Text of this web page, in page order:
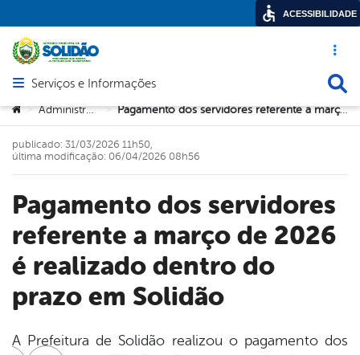
Acesso
Abrir menu principal de navegação
Serviços e Informações
Você está aqui:
> Administração > Pagamento dos servidores referente a março de 2026 é realizado dentro do prazo em Solidão
Pagamento dos servidores
referente a março de 2026
é realizado dentro do
prazo em Solidão
publicado: 31/03/2026 11h50,
última modificação: 06/04/2026 08h56
A Prefeitura de Solidão realizou o pagamento dos
ACESSIBILIDADE